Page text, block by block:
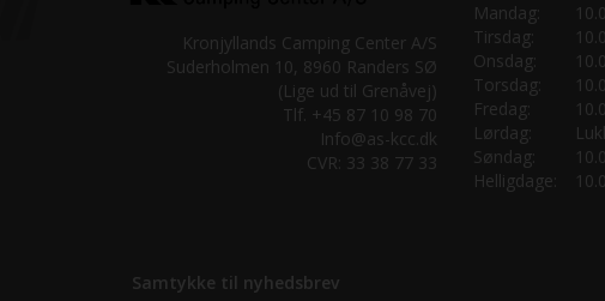
Kronjyllands Camping Center A/S
Suderholmen 10, 8960 Randers SØ
(Lige ud til Grenåvej)
Tlf. +45 87 10 98 70
Info@as-kcc.dk
CVR: 33 38 77 33
Samtykke til nyhedsbrev
Mandag:
Tirsdag:
Onsdag:
Torsdag:
Fredag:
Lørdag:
Søndag:
Helligdage: